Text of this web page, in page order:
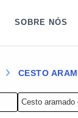
SOBRE NÓS
CESTO
Cesto